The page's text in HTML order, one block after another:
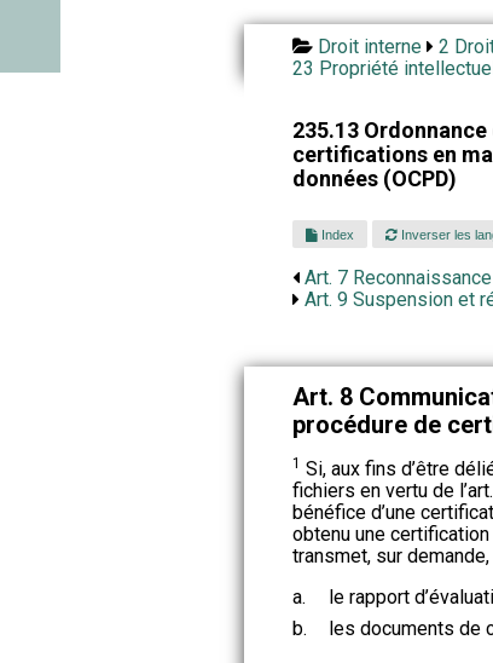
Droit interne
2
23 Propriété
235.13
certifications en
données (OCPD)
Index Inverser les
Art. 7
Art. 9 Suspension et
Art. 8
procédure de
1 Si, aux fins d’être
fichiers en vertu de
bénéfice d’une
obtenu une certification
transmet, sur
a.
le rapport
b.
les documents de